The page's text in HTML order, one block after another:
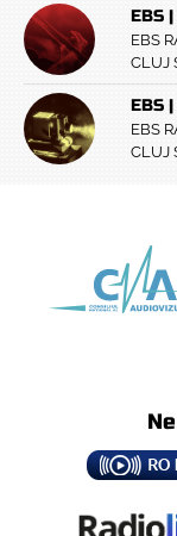
EBS
EBS
CLUJ
EBS
EBS
CLUJ